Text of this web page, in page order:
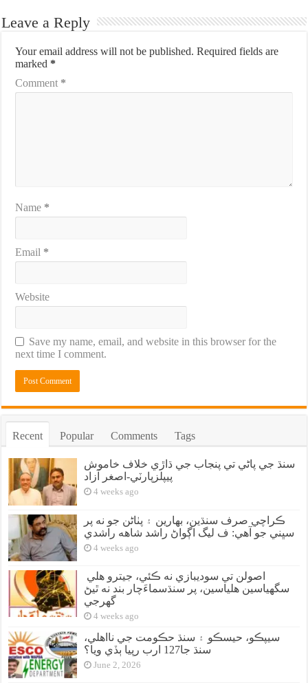
Leave a Reply
Your email address will not be published. Required fields are
marked *
Comment *
Name *
Email *
Website
Save my name, email, and website in this browser for the
next time I comment.
Recent Popular Comments Tags
سنڌ جي پاڻي تي پنجاب جي ڌاڙي خلاف خاموش
پيپلزپارٽي-اصغر آزاد
4 weeks ago
ڪراچي صرف سنڌين، بهارين ۽ پٺاڻن جو نه پر
سڀني جو آهي: ف ليگ اڳواڻ راشد شاهه راشدي
4 weeks ago
سگهياسين هلياسين، پر سنڌسماءَچار بند نه ٿيڻ
گهرجي
4 weeks ago
سيپڪو، حيسڪو ۽ سنڌ حڪومت جي نااهلي،
سنڌ جا127 ارب رپيا ٻڏي ويا؟
June 2, 2026